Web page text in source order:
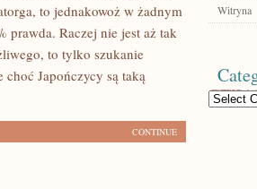
to jednakowoż w żadnym
prawda. Raczej nie jest aż tak
to tylko szukanie
Japończycy są taką
CONTINUE
Witryna
Categories